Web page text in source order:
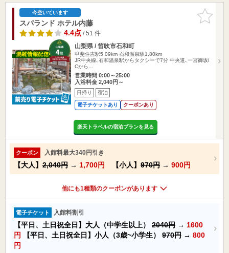
お気に入
りに追加
今空いています
スパランド ホテル内藤
4.4点/ 51 件
山梨県 / 笛吹市石和町
甲斐住吉駅5.09km 石和温泉駅1.80km
JR中央線､石和温泉駅からタクシーで7分 中央道､一宮御坂I
Cから…
営業時間 0:00～25:00
入浴料金 2,040円～
日帰り 宿泊
電子チケットあり クーポンあり
楽天トラベルの宿泊プランを見る
クーポン 入館料最大340円引き
【大人】 2,040円 → 1,700円 【小人】 970円 → 900円
他にも1種類のクーポンがあります
電子チケット 入館料割引
【平日、土日祝全日】大人（中学生以上） 2040円 → 1600
円
【平日、土日祝全日】小人（3歳~小学生） 970円 → 800
円